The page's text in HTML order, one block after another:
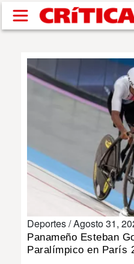
Pasar al contenido principal
SUCESOS
POLÍTICA
DEPORTES
Deportes /Agosto 31,
Panameño Esteban
Paralímpico en París